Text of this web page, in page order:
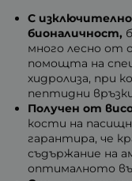
С изключително
бионаличност,
много лесно от
помощта на
хидролиза, при
пептидни
Получен от
кости на
гарантира, че
съдържание на
оптималното